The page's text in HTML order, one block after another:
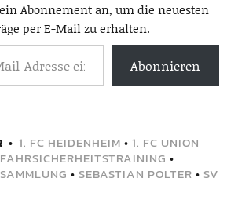
Abonnement an, um die neuesten
per E-Mail zu erhalten.
Abonnieren
1. FC HEIDENHEIM • 1. FC UNION
FAHRSICHERHEITSTRAINING •
• SEBASTIAN POLTER • SV